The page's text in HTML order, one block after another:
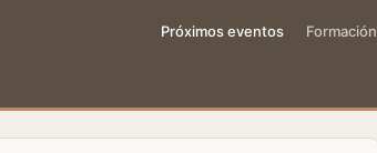
Próximos eventos Formación